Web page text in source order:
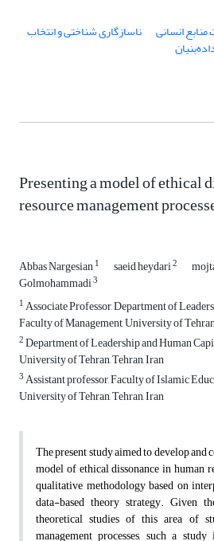
انسانی ناسازگاری شناختی و انتخاب
Presenting a model of ethical
resource management
Abbas Nargesian1 saeid heydari2
Golmohammadi3
1Associate Professor, Department of
Faculty of Management, University of
2Department of Leadership and Human
University of Tehran, Tehran, Iran
3Assistant professor, Faculty of Islamic
University of Tehran, Tehran, Iran
The present study aimed to develop and
model of ethical dissonance in human
qualitative methodology based on
data-based theory strategy. Given
theoretical studies of this area of
management processes, such a